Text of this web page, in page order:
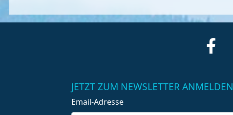
JETZT ZUM NEWSLETTER ANMELDEN
Email-Adresse